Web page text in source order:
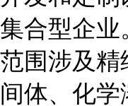
集合型企业
范围涉及精
间体、化